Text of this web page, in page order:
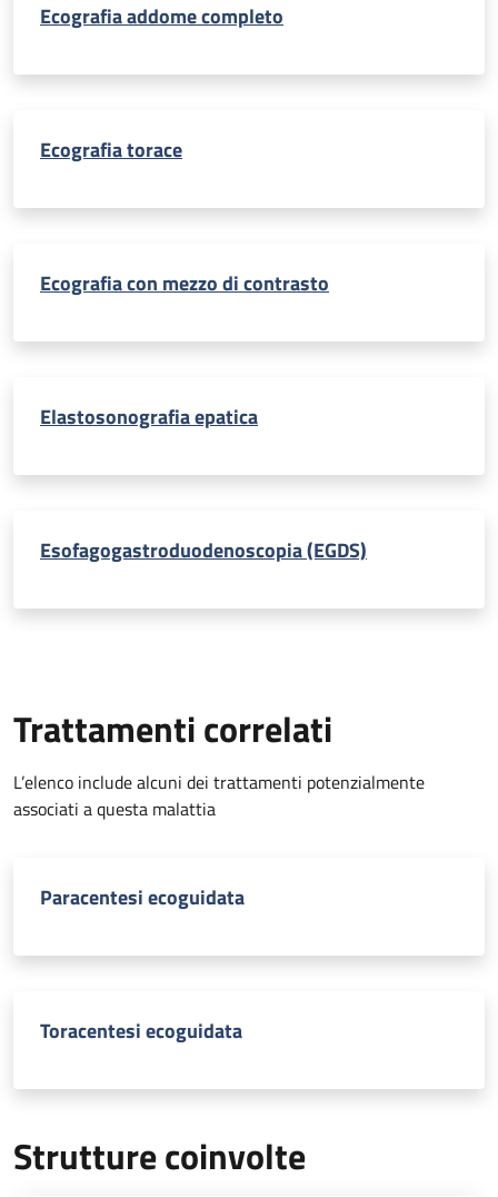
Ecografia addome completo
Ecografia torace
Ecografia con mezzo di contrasto
Elastosonografia epatica
Esofagogastroduodenoscopia (EGDS)
Trattamenti correlati
L’elenco include alcuni dei trattamenti potenzialmente
associati a questa malattia
Paracentesi ecoguidata
Toracentesi ecoguidata
Strutture coinvolte